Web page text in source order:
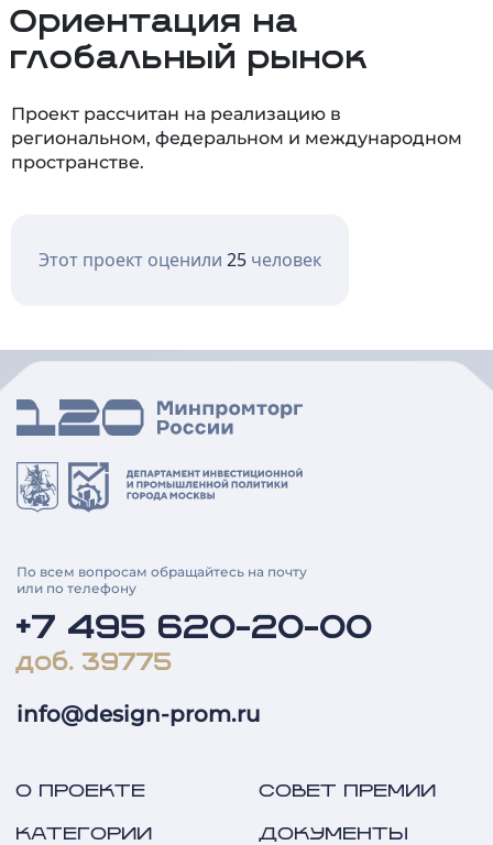
Ориентация на
глобальный рынок
Проект рассчитан на реализацию в
региональном, федеральном и международном
пространстве.
Этот проект оценили 25 человек
По всем вопросам обращайтесь на почту
или по телефону
+7 495 620-20-00
доб. 39775
info@design-prom.ru
О ПРОЕКТЕ
КАТЕГОРИИ
СОВЕТ ПРЕМИИ
ДОКУМЕНТЫ